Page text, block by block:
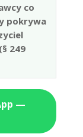
co
pokrywa
249
—